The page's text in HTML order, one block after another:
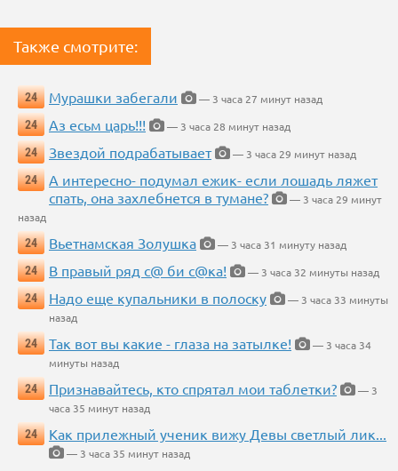
Также смотрите:
24 Мурашки забегали
— 3 часа 27 минут назад
24
Аз есьм царь!!!
— 3 часа 28 минут назад
24
Звездой подрабатывает
— 3 часа 29 минут назад
24
А интересно- подумал ежик- если лошадь ляжет
спать, она захлебнется в тумане?
— 3 часа 29 минут
назад
24
Вьетнамская Золушка
— 3 часа 31 минуту назад
24
В правый ряд с@ би с@ка!
— 3 часа 32 минуты назад
24
Надо еще купальники в полоску
— 3 часа 33 минуты
назад
24
Так вот вы какие - глаза на затылке!
— 3 часа 34
минуты назад
24
Признавайтесь, кто спрятал мои таблетки?
— 3
часа 35 минут назад
24
Как прилежный ученик вижу Девы светлый лик...
— 3 часа 35 минут назад